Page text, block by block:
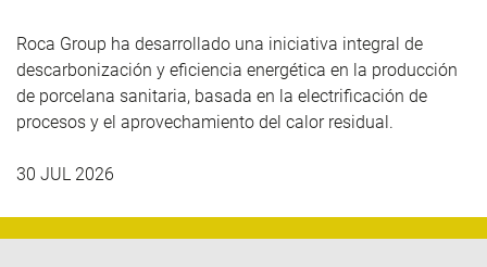
Roca Group ha desarrollado una iniciativa integral de
descarbonización y eficiencia energética en la producción
de porcelana sanitaria, basada en la electrificación de
procesos y el aprovechamiento del calor residual.
30 JUL 2026